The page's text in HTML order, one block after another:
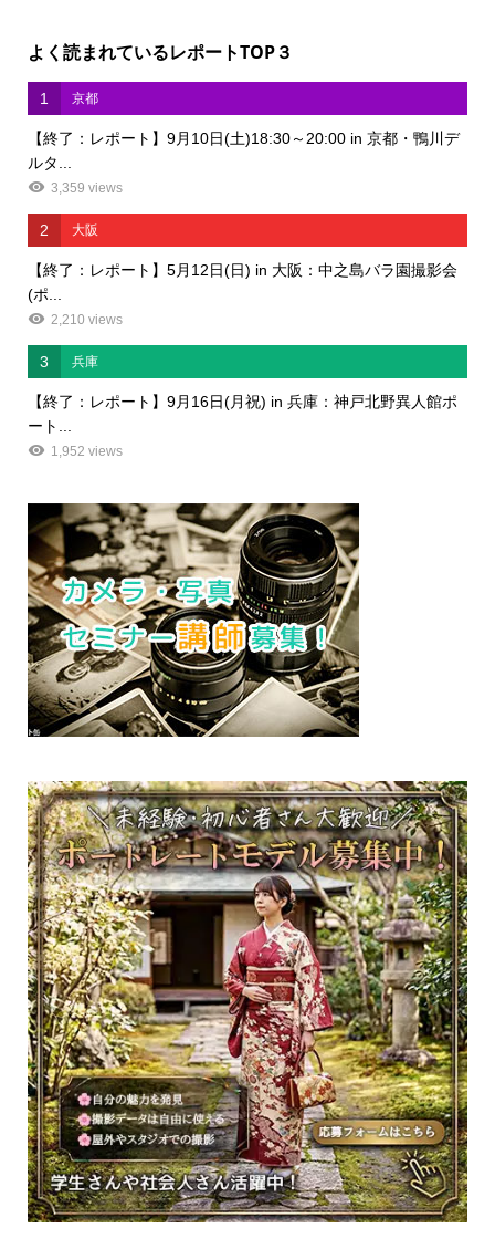
よく読まれているレポートTOP３
1 京都
【終了：レポート】9月10日(土)18:30～20:00 in 京都・鴨川デ
ルタ...
3,359 views
2 大阪
【終了：レポート】5月12日(日) in 大阪：中之島バラ園撮影会
(ポ...
2,210 views
3 兵庫
【終了：レポート】9月16日(月祝) in 兵庫：神戸北野異人館ポ
ート...
1,952 views